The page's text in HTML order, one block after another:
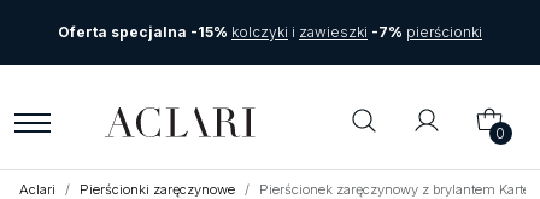
Oferta specjalna -15% kolczyki i zawieszki -7% pierścionki
0
Aclari Pierścionki zaręczynowe Pierścionek zaręczynowy z brylantem